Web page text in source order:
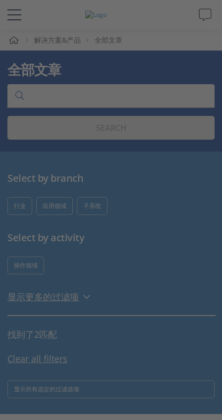
解决方案&产品
Support
视频
人才招聘
解决方案&产品 全部文章
全部文章
Select by branch
行业 应用领域 子系统
Select by activity
操作领域
显示更多的过滤项
找到了2匹配
Clear all filters
显示所有选定的过滤选项